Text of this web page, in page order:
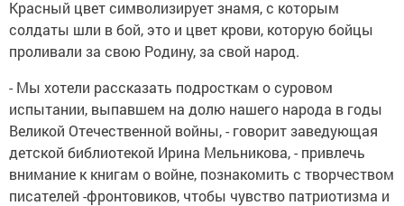
Красный цвет символизирует знамя, с которым
солдаты шли в бой, это и цвет крови, которую бойцы
проливали за свою Родину, за свой народ.
- Мы хотели рассказать подросткам о суровом
испытании, выпавшем на долю нашего народа в годы
Великой Отечественной войны, - говорит заведующая
детской библиотекой Ирина Мельникова, - привлечь
внимание к книгам о войне, познакомить с творчеством
писателей -фронтовиков, чтобы чувство патриотизма и